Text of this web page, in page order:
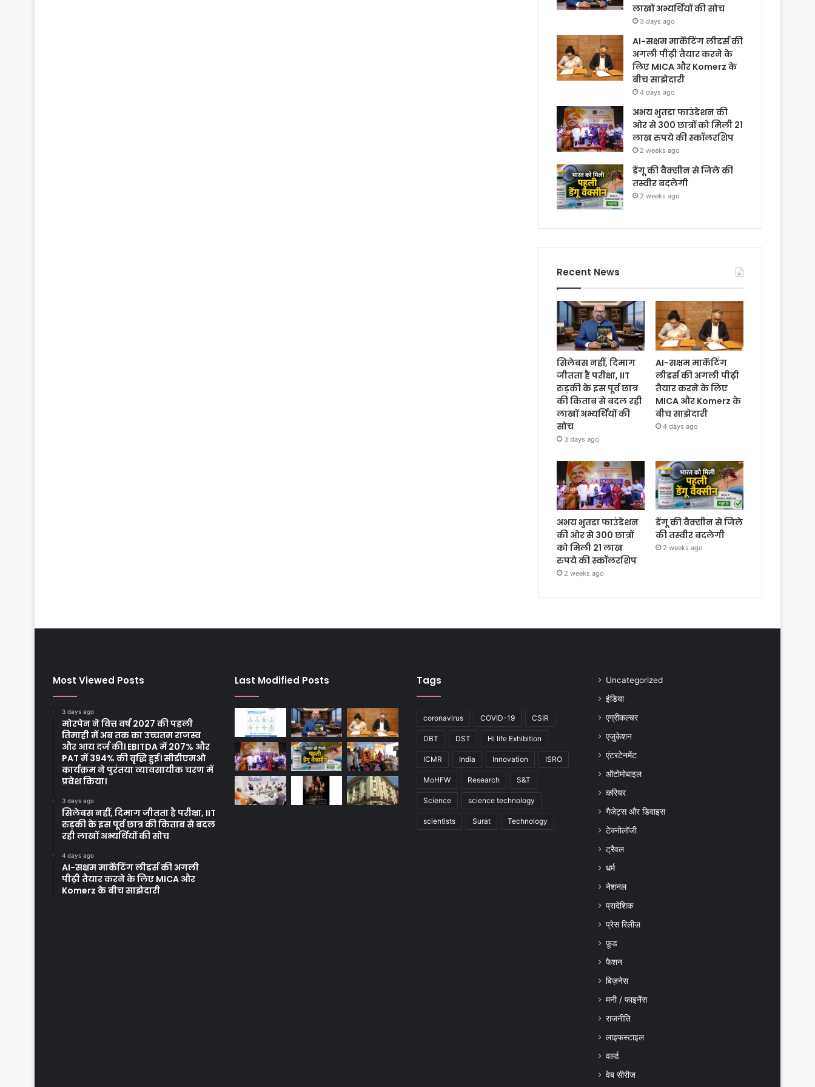
लाखों अभ्यर्थियों की सोच
3 days ago
AI-सक्षम मार्केटिंग लीडर्स की
अगली पीढ़ी तैयार करने के
लिए MICA और Komerz के
बीच साझेदारी
4 days ago
अभय भुतडा फाउंडेशन की
ओर से 300 छात्रों को मिली 21
लाख रुपये की स्कॉलरशिप
2 weeks ago
डेंगू की वैक्सीन से जिले की
तस्वीर बदलेगी
2 weeks ago
Recent News
सिलेबस नहीं, दिमाग
जीतता है परीक्षा, IIT
रुड़की के इस पूर्व छात्र
की किताब से बदल रही
लाखों अभ्यर्थियों की
सोच
3 days ago
AI-सक्षम मार्केटिंग
लीडर्स की अगली पीढ़ी
तैयार करने के लिए
MICA और Komerz के
बीच साझेदारी
4 days ago
अभय भुतडा फाउंडेशन
की ओर से 300 छात्रों
को मिली 21 लाख
रुपये की स्कॉलरशिप
2 weeks ago
डेंगू की वैक्सीन से जिले
की तस्वीर बदलेगी
2 weeks ago
Most Viewed Posts
3 days ago
मोरपेन ने वित्त वर्ष 2027 की पहली
तिमाही में अब तक का उच्चतम राजस्व
और आय दर्ज की। EBITDA में 207% और
PAT में 394% की वृद्धि हुई। सीडीएमओ
कार्यक्रम ने पुरंतया व्यावसायीक चरण में
प्रवेश किया।
3 days ago
सिलेबस नहीं, दिमाग जीतता है परीक्षा, IIT
रुड़की के इस पूर्व छात्र की किताब से बदल
रही लाखों अभ्यर्थियों की सोच
4 days ago
AI-सक्षम मार्केटिंग लीडर्स की अगली
पीढ़ी तैयार करने के लिए MICA और
Komerz के बीच साझेदारी
Last Modified Posts Tags
coronavirus COVID-19 CSIR
DBT DST Hi life Exhibition
ICMR India Innovation ISRO
MoHFW Research S&T
Science science technology
scientists Surat Technology
Uncategorized
इंडिया
एग्रीकल्चर
एजुकेशन
एंटरटेनमेंट
ऑटोमोबाइल
करियर
गैजेट्स और डिवाइस
टेक्नोलॉजी
ट्रैवल
धर्म
नेशनल
प्रादेशिक
प्रेस रिलीज़
फ़ूड
फैशन
बिज़नेस
मनी / फाइनेंस
राजनीति
लाइफस्टाइल
वर्ल्ड
वेब सीरीज